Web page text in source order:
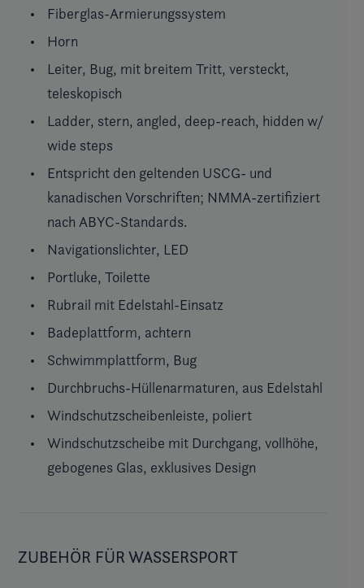
Fiberglas-Armierungssystem
Horn
Leiter, Bug, mit breitem Tritt, versteckt,
teleskopisch
Ladder, stern, angled, deep-reach, hidden w/
wide steps
Entspricht den geltenden USCG- und
kanadischen Vorschriften; NMMA-zertifiziert
nach ABYC-Standards.
Navigationslichter, LED
Portluke, Toilette
Rubrail mit Edelstahl-Einsatz
Badeplattform, achtern
Schwimmplattform, Bug
Durchbruchs-Hüllenarmaturen, aus Edelstahl
Windschutzscheibenleiste, poliert
Windschutzscheibe mit Durchgang, vollhöhe,
gebogenes Glas, exklusives Design
ZUBEHÖR FÜR WASSERSPORT